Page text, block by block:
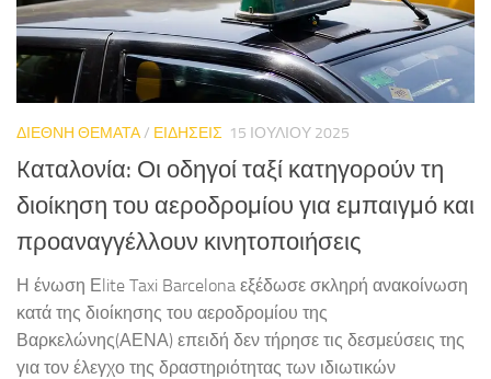
ΔΙΕΘΝΗ ΘΕΜΑΤΑ/ ΕΙΔΗΣΕΙΣ 15 ΙΟΥΛΊΟΥ 2025
Kαταλονία: Οι οδηγοί ταξί κατηγορούν τη
διοίκηση του αεροδρομίου για εμπαιγμό και
προαναγγέλλουν κινητοποιήσεις
Η ένωση Εlite Taxi Barcelona εξέδωσε σκληρή ανακοίνωση
κατά της διοίκησης του αεροδρομίου της
Βαρκελώνης(ΑΕΝΑ) επειδή δεν τήρησε τις δεσμεύσεις της
για τον έλεγχο της δραστηριότητας των ιδιωτικών